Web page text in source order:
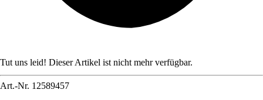
Tut uns leid! Dieser Artikel ist nicht mehr verfügbar.
Art.-Nr. 12589457